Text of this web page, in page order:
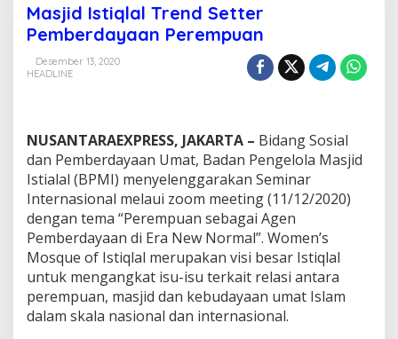
s
j
q
l
a
l
T
r
e
n
S
e
t
Masjid Istiqlal Trend Setter
Pemberdayaan Perempuan
Desember 13, 2020
HEADLINE
NUSANTARAEXPRESS, JAKARTA – Bidang Sosial
dan Pemberdayaan Umat, Badan Pengelola Masjid
Istialal (BPMI) menyelenggarakan Seminar
Internasional melaui zoom meeting (11/12/2020)
dengan tema “Perempuan sebagai Agen
Pemberdayaan di Era New Normal”. Women’s
Mosque of Istiqlal merupakan visi besar Istiqlal
untuk mengangkat isu-isu terkait relasi antara
perempuan, masjid dan kebudayaan umat Islam
dalam skala nasional dan internasional.